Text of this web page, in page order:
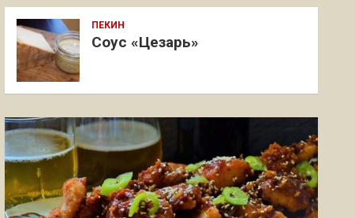
ПЕКИН
Соус «Цезарь»